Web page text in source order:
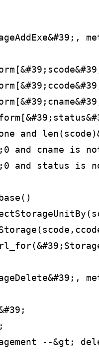
and
and cname is
and status is
--&gt;